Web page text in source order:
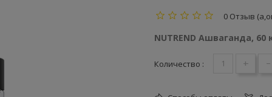
0 Отзыв
NUTREND Ашваганда, 60
Количество : + -